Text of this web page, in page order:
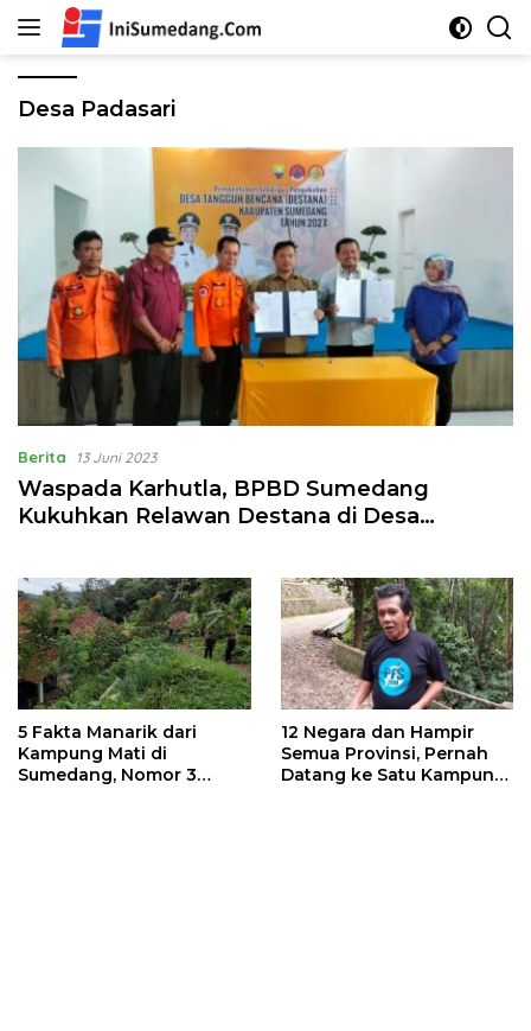
Langsung
Desa Padasari
Berita 13 Juni 2023
Waspada Karhutla, BPBD Sumedang
Kukuhkan Relawan Destana di Desa
5 Fakta Manarik dari
Kampung Mati di
Sumedang, Nomor 3
12 Negara dan Hampir
Semua Provinsi, Pernah
Datang ke Satu Kampung